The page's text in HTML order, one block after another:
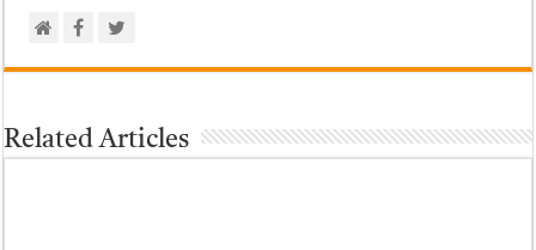
Related Articles